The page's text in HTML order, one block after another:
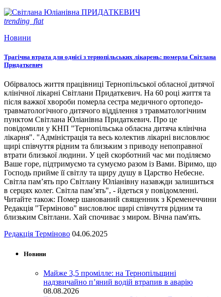
trending_flat
Новини
Трагічна втрата для однієї з тернопільських лікарень: померла Світлана
Придаткевич
Обірвалось життя працівниці Тернопільської обласної дитячої
клінічної лікарні Світлани Придаткевич. На 60 році життя та
після важкої хвороби померла сестра медичного ортопедо-
травматологічного дитячого відділення з травматологічним
пунктом Світлана Юліанівна Придаткевич. Про це
повідомили у КНП "Тернопільська обласна дитяча клінічна
лікарня". "Адміністрація та весь колектив лікарні висловлює
щирі співчуття рідним та близьким з приводу непоправної
втрати близької людини. У цей скорботний час ми поділяємо
Ваше горе, підтримуємо та сумуємо разом із Вами. Віримо, що
Господь прийме її світлу та щиру душу в Царство Небесне.
Світла пам’ять про Світлану Юліанівну назавжди залишиться
в серцях колег. Світла пам’ять", - йдеться у повідомленні.
Читайте також: Помер шанований священник з Кременеччини
Редакція "Терміново" висловлює щирі співчуття рідним та
близьким Світлани. Хай спочиває з миром. Вічна пам'ять.
Редакція Терміново 04.06.2025
Новини
Майже 3,5 промілле: на Тернопільщині
надзвичайно п’яний водій втрапив в аварію
08.08.2026